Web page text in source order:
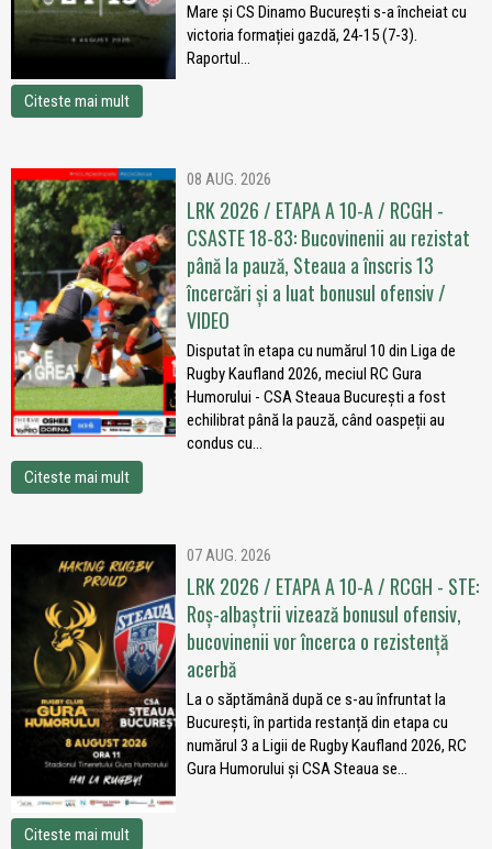
Mare și CS Dinamo București s-a încheiat cu
victoria formației gazdă, 24-15 (7-3).
Raportul...
Citeste mai mult
08 AUG. 2026
LRK 2026 / ETAPA A 10-A / RCGH -
CSASTE 18-83: Bucovinenii au rezistat
până la pauză, Steaua a înscris 13
încercări și a luat bonusul ofensiv /
VIDEO
Disputat în etapa cu numărul 10 din Liga de
Rugby Kaufland 2026, meciul RC Gura
Humorului - CSA Steaua București a fost
echilibrat până la pauză, când oaspeții au
condus cu...
Citeste mai mult
07 AUG. 2026
LRK 2026 / ETAPA A 10-A / RCGH - STE:
Roș-albaștrii vizează bonusul ofensiv,
bucovinenii vor încerca o rezistență
acerbă
La o săptămână după ce s-au înfruntat la
București, în partida restanță din etapa cu
numărul 3 a Ligii de Rugby Kaufland 2026, RC
Gura Humorului și CSA Steaua se...
Citeste mai mult